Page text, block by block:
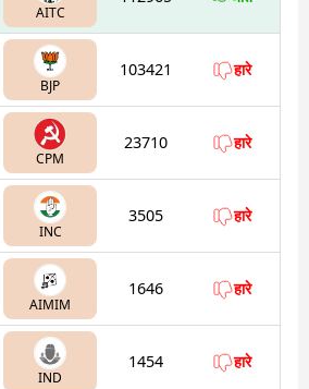
AITC
BJP
103421 हारे
CPM
23710 हारे
INC
3505 हारे
AIMIM
1646 हारे
IND
1454 हारे